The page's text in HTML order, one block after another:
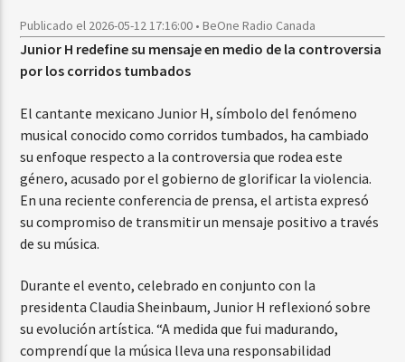
Publicado el 2026-05-12 17:16:00 • BeOne Radio Canada
Junior H redefine su mensaje en medio de la controversia
por los corridos tumbados
El cantante mexicano Junior H, símbolo del fenómeno
musical conocido como corridos tumbados, ha cambiado
su enfoque respecto a la controversia que rodea este
género, acusado por el gobierno de glorificar la violencia.
En una reciente conferencia de prensa, el artista expresó
su compromiso de transmitir un mensaje positivo a través
de su música.
Durante el evento, celebrado en conjunto con la
presidenta Claudia Sheinbaum, Junior H reflexionó sobre
su evolución artística. “A medida que fui madurando,
comprendí que la música lleva una responsabilidad